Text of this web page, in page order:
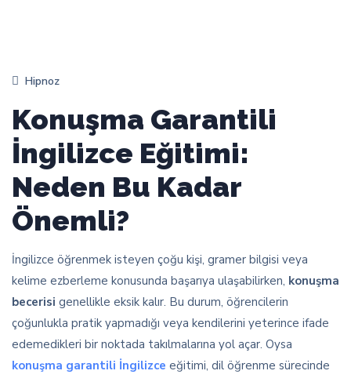
Hipnoz
Konuşma Garantili
İngilizce Eğitimi:
Neden Bu Kadar
Önemli?
İngilizce öğrenmek isteyen çoğu kişi, gramer bilgisi veya
kelime ezberleme konusunda başarıya ulaşabilirken, konuşma
becerisi genellikle eksik kalır. Bu durum, öğrencilerin
çoğunlukla pratik yapmadığı veya kendilerini yeterince ifade
edemedikleri bir noktada takılmalarına yol açar. Oysa
konuşma garantili İngilizce eğitimi, dil öğrenme sürecinde